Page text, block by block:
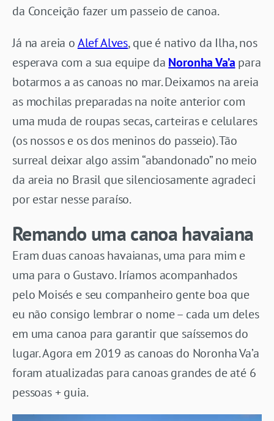
da Conceição fazer um passeio de canoa.
Já na areia oAlef Alves, que é nativo da Ilha, nos
esperava com a sua equipe da Noronha Va’a para
botarmos a as canoas no mar. Deixamos na areia
as mochilas preparadas na noite anterior com
uma muda de roupas secas, carteiras e celulares
(os nossos e os dos meninos do passeio). Tão
surreal deixar algo assim “abandonado” no meio
da areia no Brasil que silenciosamente agradeci
por estar nesse paraíso.
Remando uma canoa havaiana
Eram duas canoas havaianas, uma para mim e
uma para o Gustavo. Iríamos acompanhados
pelo Moisés e seu companheiro gente boa que
eu não consigo lembrar o nome – cada um deles
em uma canoa para garantir que saíssemos do
lugar. Agora em 2019 as canoas do Noronha Va’a
foram atualizadas para canoas grandes de até 6
pessoas + guia.